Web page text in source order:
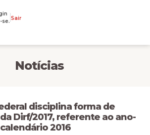
se. Sair
Notícias
disciplina forma de
Dirf/2017, referente ao ano-
calendário 2016